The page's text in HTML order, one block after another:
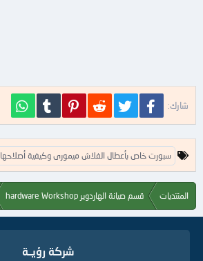
شارك: فيسبوك تويتر Reddit
Pinterest
Tumblr
ا
ل
م
سبورت خاص بأعطال الفلاش ميمورى وكيفية أصلاحها
المنتديات قسم صيانة الهاردوير hardware Workshop
شركة رؤيــة